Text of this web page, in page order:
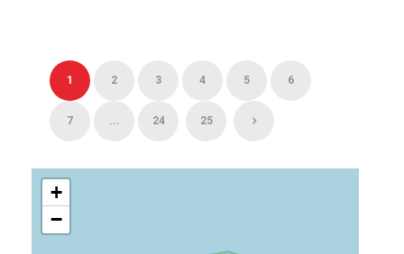
1 2 3 4 5 6
7 ... 24 25
+
−